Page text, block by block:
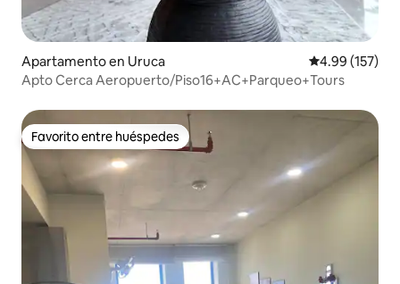
Apartamento en Uruca Calificación
4.99 (157)
Apto Cerca Aeropuerto/Piso16+AC+Parqueo+Tours
Favorito entre huéspedes
Favorito entre huéspedes